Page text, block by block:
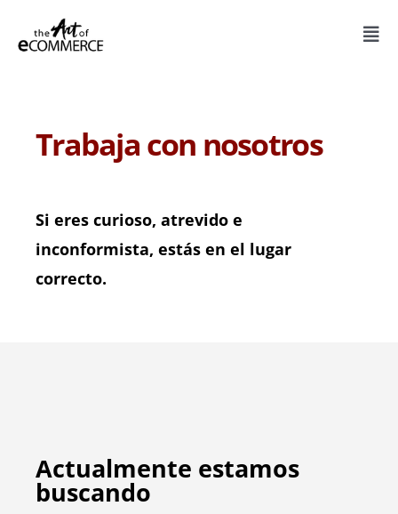
Recursos y herramientas
Blog
CONTACTA
Trabaja con nosotros
Si eres curioso, atrevido e
inconformista, estás en el lugar
correcto.
Actualmente estamos
buscando